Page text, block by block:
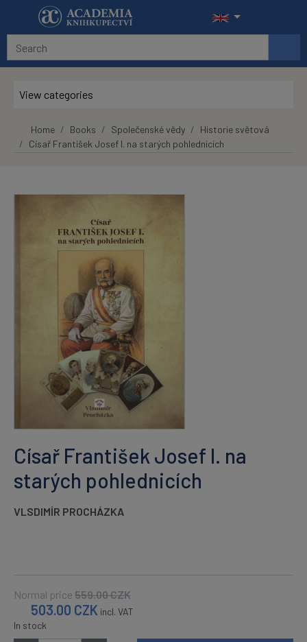
Skip to main content
View categories
Home Books Společenské vědy
Historie světová
Císař František Josef I. na starých pohlednicích
Císař František Josef I. na
starých pohlednicích
VLSDIMÍR PROCHÁZKA
Normal price 559.00CZK
503.00 CZK incl. VAT
In stock